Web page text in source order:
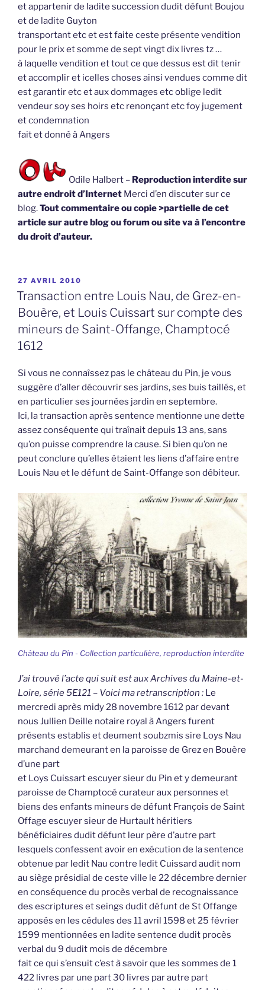
et appartenir de ladite succession dudit défunt Boujou
et de ladite Guyton
transportant etc et est faite ceste présente vendition
pour le prix et somme de sept vingt dix livres tz …
à laquelle vendition et tout ce que dessus est dit tenir
et accomplir et icelles choses ainsi vendues comme dit
est garantir etc et aux dommages etc oblige ledit
vendeur soy ses hoirs etc renonçant etc foy jugement
et condemnation
fait et donné à Angers
Odile Halbert – Reproduction interdite sur
autre endroit d’Internet Merci d’en discuter sur ce
blog.Tout commentaire ou copie >partielle de cet
article sur autre blog ou forum ou site va à l’encontre
du droit d’auteur.
PUBLIÉ
LE
27 AVRIL 2010
Transaction entre Louis Nau, de Grez-en-
Bouère, et Louis Cuissart sur compte des
mineurs de Saint-Offange, Champtocé
1612
Si vous ne connaîssez pas le château du Pin, je vous
suggère d’aller découvrir ses jardins, ses buis taillés, et
en particulier ses journées jardin en septembre.
Ici, la transaction après sentence mentionne une dette
assez conséquente qui traînait depuis 13 ans, sans
qu’on puisse comprendre la cause. Si bien qu’on ne
peut conclure qu’elles étaient les liens d’affaire entre
Louis Nau et le défunt de Saint-Offange son débiteur.
Château du Pin - Collection particulière, reproduction interdite
J’ai trouvé l’acte qui suit est aux Archives du Maine-et-
Loire, série 5E121 – Voici ma retranscription : Le
mercredi après midy 28 novembre 1612 par devant
nous Jullien Deille notaire royal à Angers furent
présents establis et deument soubzmis sire Loys Nau
marchand demeurant en la paroisse de Grez en Bouère
d’une part
et Loys Cuissart escuyer sieur du Pin et y demeurant
paroisse de Champtocé curateur aux personnes et
biens des enfants mineurs de défunt François de Saint
Offage escuyer sieur de Hurtault héritiers
bénéficiaires dudit défunt leur père d’autre part
lesquels confessent avoir en exécution de la sentence
obtenue par ledit Nau contre ledit Cuissard audit nom
au siège présidial de ceste ville le 22 décembre dernier
en conséquence du procès verbal de recognaissance
des escriptures et seings dudit défunt de St Offange
apposés en les cédules des 11 avril 1598 et 25 février
1599 mentionnées en ladite sentence dudit procès
verbal du 9 dudit mois de décembre
fait ce qui s’ensuit c’est à savoir que les sommes de 1
422 livres par une part 30 livres par autre part